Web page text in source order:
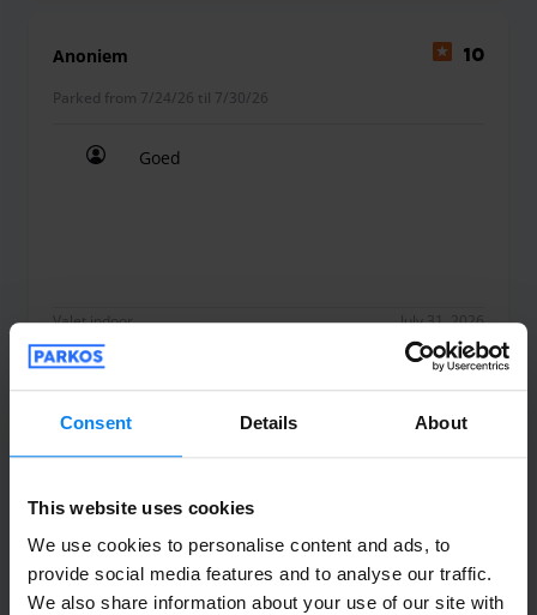
Consent Details About
This website uses cookies
We use cookies to personalise content and ads, to
provide social media features and to analyse our traffic.
We also share information about your use of our site with
Anoniem 10
Parked from 7/24/26 til 7/30/26
Goed
Valet indoor July 31, 2026
Anoniem
dat ik extra moest betalen voor de
shuttledienst. In het overzicht van de